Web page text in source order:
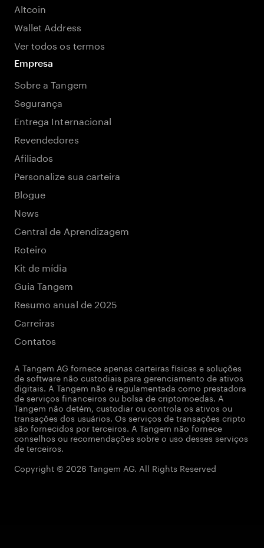
Altcoin
Wallet Address
Ver todos os termos
Empresa
Sobre a Tangem
Segurança
Entrega Internacional
Revendedores
Afiliados
Personalize sua carteira
Blogue
News
Central de Aprendizagem
Roteiro
Kit de mídia
Guia Tangem
Resumo anual de 2025
Carreiras
Contatos
A Tangem AG fornece apenas carteiras físicas e soluções
de software não custodiais para gerenciamento de ativos
digitais. A Tangem não é regulamentada como prestadora
de serviços financeiros ou bolsa de criptomoedas. A
Tangem não detém, custodiar ou controla os ativos ou
transações dos usuários. Os serviços de transações cripto
são fornecidos por terceiros. A Tangem não fornece
conselhos ou recomendações sobre o uso desses serviços
de terceiros.